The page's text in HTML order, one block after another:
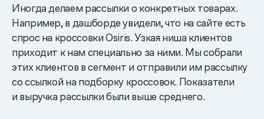
Иногда делаем рассылки о конкретных товарах.
Например, в дашборде увидели, что на сайте есть
спрос на кроссовки Osiris. Узкая ниша клиентов
приходит к нам специально за ними. Мы собрали
этих клиентов в сегмент и отправили им рассылку
со ссылкой на подборку кроссовок. Показатели
и выручка рассылки были выше среднего.